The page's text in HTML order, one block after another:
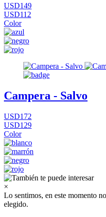
USD149
USD112
Color
Campera - Salvo
USD172
USD129
Color
×
Lo sentimos, en este momento
elegido.